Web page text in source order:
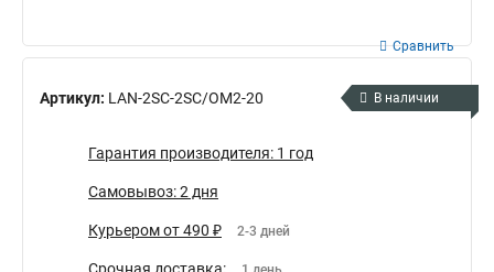
Артикул: LAN-2SC-2SC/OM2-20
Сравнить
В наличии
Гарантия производителя: 1 год
Самовывоз: 2 дня
Курьером от 490 ₽ 2-3 дней